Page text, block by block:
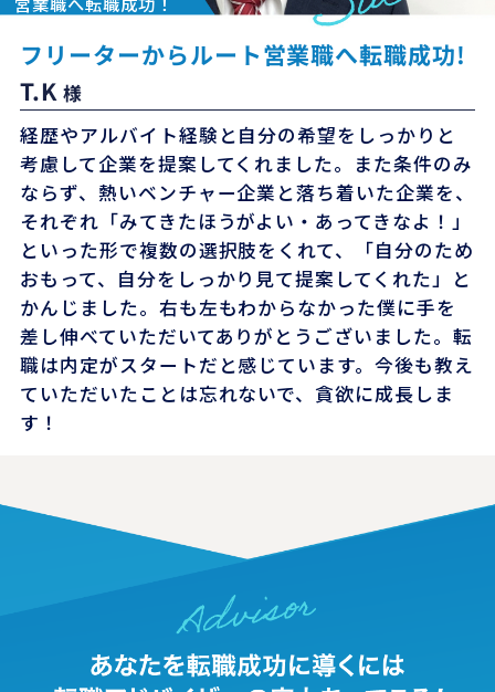
フリーターからルート営業職へ転職成功!
T.K様
経歴やアルバイト経験と自分の希望をしっかりと
考慮して企業を提案してくれました。また条件のみ
ならず、熱いベンチャー企業と落ち着いた企業を、
それぞれ「みてきたほうがよい・あってきなよ！」
といった形で複数の選択肢をくれて、「自分のため
おもって、自分をしっかり見て提案してくれた」と
かんじました。右も左もわからなかった僕に手を
差し伸べていただいてありがとうございました。転
職は内定がスタートだと感じています。今後も教え
ていただいたことは忘れないで、貪欲に成長しま
す！